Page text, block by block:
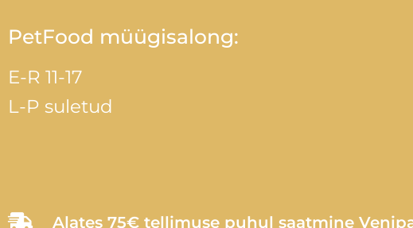
PetFood müügisalong:
E-R 11-17
L-P suletud
Alates 75€ tellimuse puhul saatmine